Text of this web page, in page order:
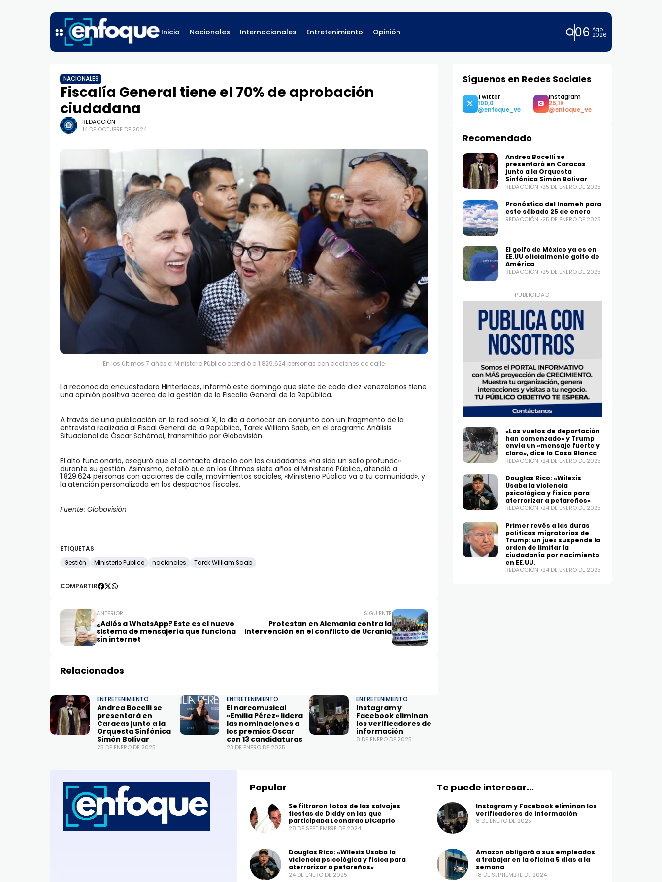
Inicio Nacionales Internacionales Entretenimiento Opinión 06 Ago
2026
NACIONALES
Fiscalía General tiene el 70% de aprobación
ciudadana
REDACCIÓN
14 DE OCTUBRE DE 2024
En los últimos 7 años el Ministerio Público atendió a 1.829.624 personas con acciones de calle
La reconocida encuestadora Hinterlaces, informó este domingo que siete de cada diez venezolanos tiene
una opinión positiva acerca de la gestión de la Fiscalía General de la República.
A través de una publicación en la red social X, lo dio a conocer en conjunto con un fragmento de la
entrevista realizada al Fiscal General de la República, Tarek William Saab, en el programa Análisis
Situacional de Óscar Schémel, transmitido por Globovisión.
El alto funcionario, aseguró que el contacto directo con los ciudadanos «ha sido un sello profundo»
durante su gestión. Asimismo, detalló que en los últimos siete años el Ministerio Público, atendió a
1.829.624 personas con acciones de calle, movimientos sociales, «Ministerio Público va a tu comunidad», y
la atención personalizada en los despachos fiscales.
Fuente: Globovisión
ETIQUETAS
Gestión
Ministerio Publico nacionales Tarek William Saab
COMPARTIR
ANTERIOR
¿Adiós a WhatsApp? Este es el nuevo
sistema de mensajería que funciona
sin internet
SIGUIENTE
Protestan en Alemania contra la
intervención en el conflicto de Ucrania
Relacionados
ENTRETENIMIENTO
Andrea Bocelli se
presentará en
Caracas junto a la
Orquesta Sinfónica
Simón Bolívar
25 DE ENERO DE 2025
ENTRETENIMIENTO
El narcomusical
«Emilia Pérez» lidera
las nominaciones a
los premios Óscar
con 13 candidaturas
23 DE ENERO DE 2025
ENTRETENIMIENTO
Instagram y
Facebook eliminan
los verificadores de
información
8 DE ENERO DE 2025
Síguenos en Redes Sociales
Twitter
100,0
Recomendado
Andrea Bocelli se
presentará en Caracas
junto a la Orquesta
Sinfónica Simón Bolívar
REDACCIÓN 25 DE ENERO DE 2025
Pronóstico del Inameh para
este sábado 25 de enero
REDACCIÓN 25 DE ENERO DE 2025
El golfo de México ya es en
EE.UU oficialmente golfo de
América
REDACCIÓN 25 DE ENERO DE 2025
PUBLICIDAD
«Los vuelos de deportación
han comenzado» y Trump
envía un «mensaje fuerte y
claro», dice la Casa Blanca
REDACCIÓN 24 DE ENERO DE 2025
Douglas Rico: «Wilexis
Usaba la violencia
psicológica y física para
aterrorizar a petareños»
REDACCIÓN 24 DE ENERO DE 2025
Primer revés a las duras
políticas migratorias de
Trump: un juez suspende la
orden de limitar la
ciudadanía por nacimiento
en EE.UU.
REDACCIÓN 24 DE ENERO DE 2025
Popular
Se filtraron fotos de las salvajes
fiestas de Diddy en las que
participaba Leonardo DiCaprio
28 DE SEPTIEMBRE DE 2024
Douglas Rico: «Wilexis Usaba la
violencia psicológica y física para
aterrorizar a petareños»
24 DE ENERO DE 2025
Te puede interesar...
Instagram y Facebook eliminan los
verificadores de información
8 DE ENERO DE 2025
Amazon obligará a sus empleados
a trabajar en la oficina 5 días a la
semana
18 DE SEPTIEMBRE DE 2024